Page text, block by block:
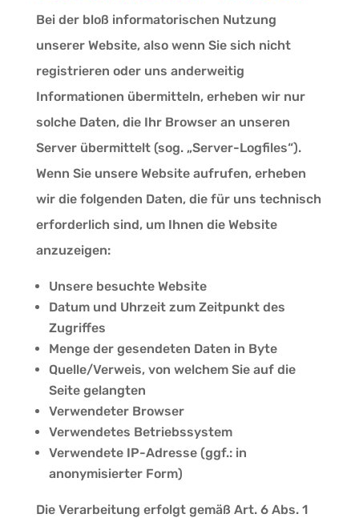
Bei der bloß informatorischen Nutzung
unserer Website, also wenn Sie sich nicht
registrieren oder uns anderweitig
Informationen übermitteln, erheben wir nur
solche Daten, die Ihr Browser an unseren
Server übermittelt (sog. „Server-Logfiles“).
Wenn Sie unsere Website aufrufen, erheben
wir die folgenden Daten, die für uns technisch
erforderlich sind, um Ihnen die Website
anzuzeigen:
Unsere besuchte Website
Datum und Uhrzeit zum Zeitpunkt des
Zugriffes
Menge der gesendeten Daten in Byte
Quelle/Verweis, von welchem Sie auf die
Seite gelangten
Verwendeter Browser
Verwendetes Betriebssystem
Verwendete IP-Adresse (ggf.: in
anonymisierter Form)
Die Verarbeitung erfolgt gemäß Art. 6 Abs. 1